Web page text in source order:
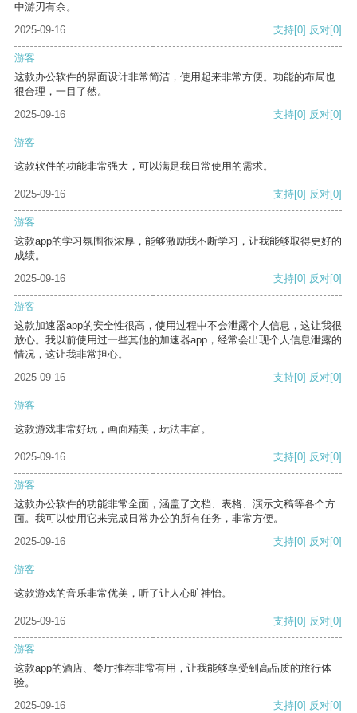
中游刃有余。
2025-09-16
支持[0] 反对[0]
游客
这款办公软件的界面设计非常简洁，使用起来非常方便。功能的布局也
很合理，一目了然。
2025-09-16
支持[0] 反对[0]
游客
这款软件的功能非常强大，可以满足我日常使用的需求。
2025-09-16 支持[0] 反对[0]
游客
这款app的学习氛围很浓厚，能够激励我不断学习，让我能够取得更好的
成绩。
2025-09-16
支持[0] 反对[0]
游客
这款加速器app的安全性很高，使用过程中不会泄露个人信息，这让我很
放心。我以前使用过一些其他的加速器app，经常会出现个人信息泄露的
情况，这让我非常担心。
2025-09-16
支持[0] 反对[0]
游客
这款游戏非常好玩，画面精美，玩法丰富。
2025-09-16 支持[0] 反对[0]
游客
这款办公软件的功能非常全面，涵盖了文档、表格、演示文稿等各个方
面。我可以使用它来完成日常办公的所有任务，非常方便。
2025-09-16
支持[0] 反对[0]
游客
这款游戏的音乐非常优美，听了让人心旷神怡。
2025-09-16 支持[0] 反对[0]
游客
这款app的酒店、餐厅推荐非常有用，让我能够享受到高品质的旅行体
验。
2025-09-16
支持[0] 反对[0]